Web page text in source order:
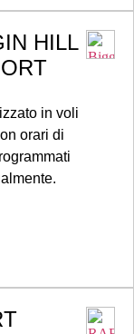
HILL
in voli
orari di